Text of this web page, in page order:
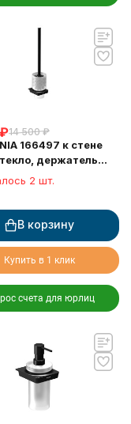
₽14 500 ₽
166497 к стене
держатель
2 шт.
В корзину
Купить в 1 клик
счета для юрлиц